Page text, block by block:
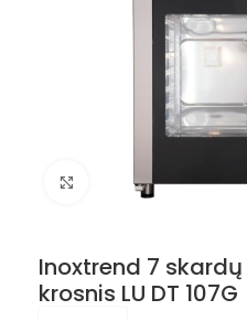
Nuotraukos
Inoxtrend 7
krosnis LU DT 107G